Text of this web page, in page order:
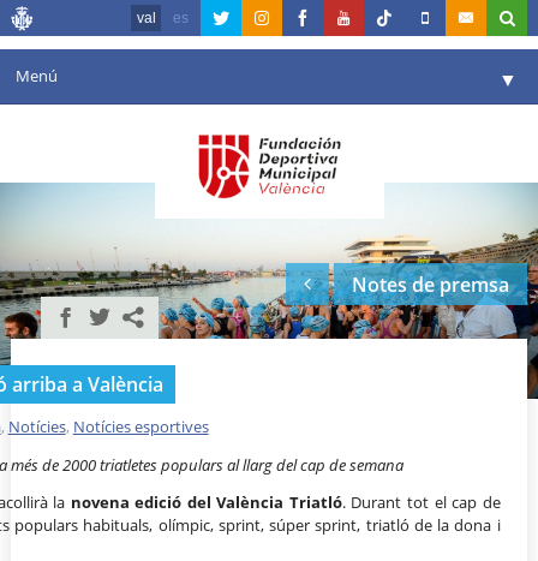
val es
Menú ▼
Agenda
▼
Comunicació ▼
València en esport
Portal de Transparència
Notes de premsa
arriba a València
, Notícies, Notícies esportives
més de 2000 triatletes populars al llarg del cap de semana
la novena edició del València Triatló. Durant tot el cap de
populars habituals, olímpic, sprint, súper sprint, triatló de la dona i